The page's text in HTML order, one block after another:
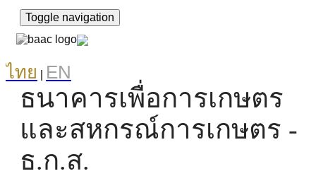
Toggle navigation
ไทย EN
ธนาคารเพื่อการเกษตร
และสหกรณ์การเกษตร -
ธ.ก.ส.